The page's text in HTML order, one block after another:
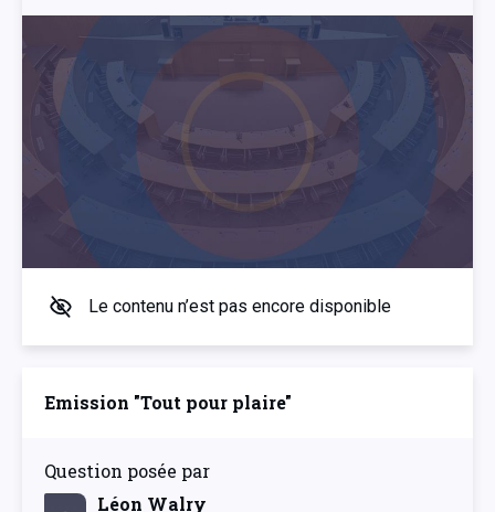
Le contenu n’est pas encore disponible
Emission "Tout pour plaire"
Question posée par
Léon Walry